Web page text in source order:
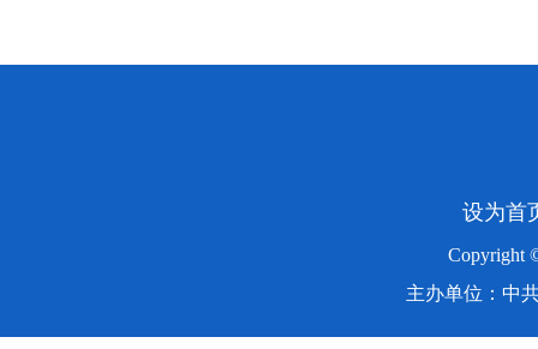
设为首
Copyright
主办单位：中